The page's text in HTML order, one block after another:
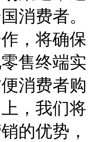
消费者。
，将确保
售终端实
消费者购
，我们将
的优势，